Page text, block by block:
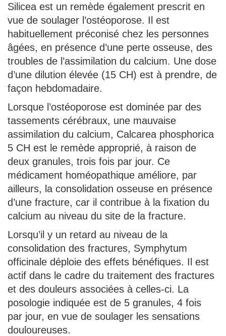
Silicea est un remède également prescrit en
vue de soulager l’ostéoporose. Il est
habituellement préconisé chez les personnes
âgées, en présence d’une perte osseuse, des
troubles de l’assimilation du calcium. Une dose
d’une dilution élevée (15 CH) est à prendre, de
façon hebdomadaire.
Lorsque l’ostéoporose est dominée par des
tassements cérébraux, une mauvaise
assimilation du calcium, Calcarea phosphorica
5 CH est le remède approprié, à raison de
deux granules, trois fois par jour. Ce
médicament homéopathique améliore, par
ailleurs, la consolidation osseuse en présence
d’une fracture, car il contribue à la fixation du
calcium au niveau du site de la fracture.
Lorsqu’il y un retard au niveau de la
consolidation des fractures, Symphytum
officinale déploie des effets bénéfiques. Il est
actif dans le cadre du traitement des fractures
et des douleurs associées à celles-ci. La
posologie indiquée est de 5 granules, 4 fois
par jour, en vue de soulager les sensations
douloureuses.